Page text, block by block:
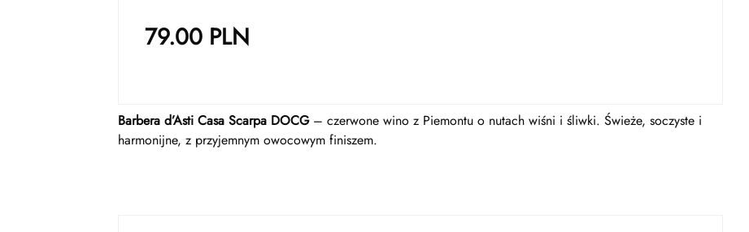
79.00 PLN
Barbera d’Asti Casa Scarpa DOCG– czerwone wino z Piemontu o nutach wiśni i śliwki. Świeże, soczyste i
harmonijne, z przyjemnym owocowym finiszem.